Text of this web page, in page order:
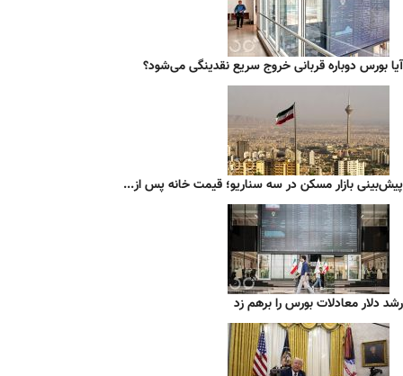
آیا بورس دوباره قربانی خروج سریع نقدینگی می‌شود؟
پیش‌بینی بازار مسکن در سه سناریو؛ قیمت خانه پس از...
رشد دلار معادلات بورس را برهم زد